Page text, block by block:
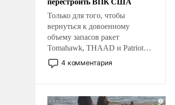
Только для того, чтобы
вернуться к довоенному
объему запасов ракет
Tomahawk, THAAD и Patriot
США потребуется более трех
лет. Даже небольшая война с
Сложившаяся ситуация
4 комментария